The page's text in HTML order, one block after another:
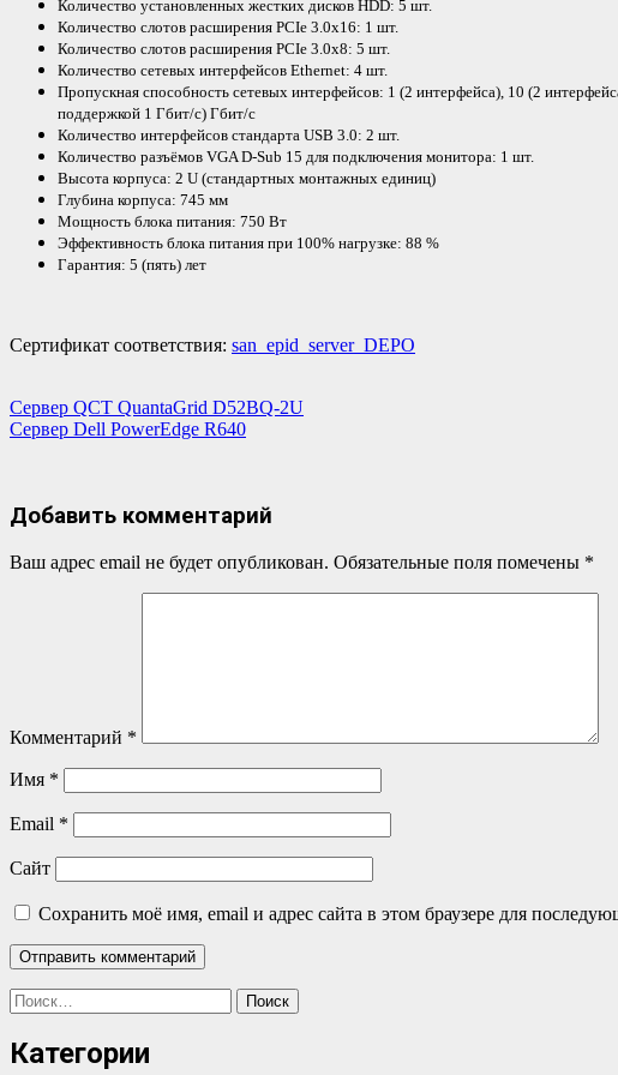
Количество установленных жестких дисков HDD: 5 шт.
Количество слотов расширения PCIe 3.0х16: 1 шт.
Количество слотов расширения PCIe 3.0х8: 5 шт.
Количество сетевых интерфейсов Ethernet: 4 шт.
Пропускная способность сетевых интерфейсов: 1 (2 интерфейса), 10 (2
поддержкой 1 Гбит/с) Гбит/с
Количество интерфейсов стандарта USB 3.0: 2 шт.
Количество разъёмов VGA D-Sub 15 для подключения монитора: 1 шт.
Высота корпуса: 2 U (стандартных монтажных единиц)
Глубина корпуса: 745 мм
Мощность блока питания: 750 Вт
Эффективность блока питания при 100% нагрузке: 88 %
Гарантия: 5 (пять) лет
Сертификат соответствия: san_epid_server_DEPO
Навигация
по
Сервер QCT QuantaGrid D52BQ-2U
Сервер Dell PowerEdge R640
Добавить комментарий
Ваш адрес email не будет опубликован. Обязательные поля помечены *
Комментарий *
Имя *
Email *
Сайт
Сохранить моё имя, email и адрес сайта в этом браузере для
Найти:
Категории